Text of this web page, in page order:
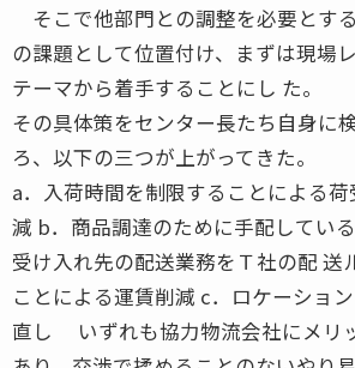
そこで他部門との調整を必要とす
の課題として位置付け、まずは現場
テーマから着手することにし た。
その具体策をセンター長たち自身に
ろ、以下の三つが上がってきた。
a．入荷時間を制限することによる
減 b．商品調達のために手配してい
受け入れ先の配送業務をＴ社の配 送
ことによる運賃削減 c．ロケーショ
直し いずれも協力物流会社にメリ